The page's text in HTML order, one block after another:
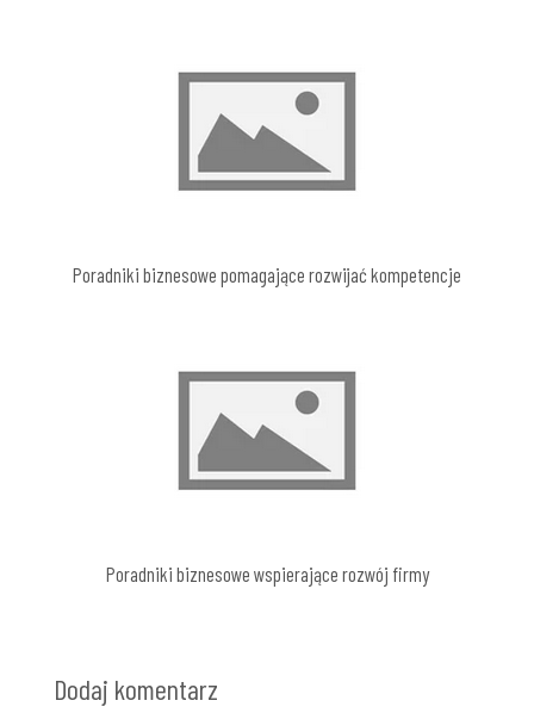
Poradniki biznesowe pomagające rozwijać kompetencje
Poradniki biznesowe wspierające rozwój firmy
Dodaj komentarz